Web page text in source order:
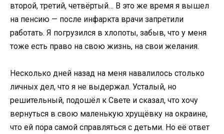
второй, третий, четвёртый… В это же время я вышел
на пенсию — после инфаркта врачи запретили
работать. Я погрузился в хлопоты, забыв, что у меня
тоже есть право на свою жизнь, на свои желания.
Несколько дней назад на меня навалилось столько
личных дел, что я не выдержал. Усталый, но
решительный, подошёл к Свете и сказал, что хочу
вернуться в свою маленькую хрущёвку на окраине,
что ей пора самой справляться с детьми. Но её ответ